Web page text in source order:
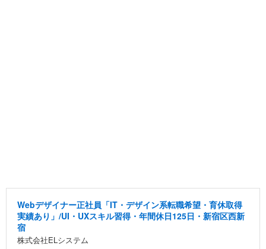
Webデザイナー正社員「IT・デザイン系転職希望・育休取得
実績あり」/UI・UXスキル習得・年間休日125日・新宿区西新
宿
株式会社ELシステム